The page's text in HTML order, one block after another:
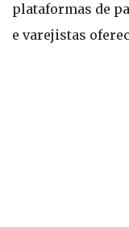
plataformas de
e varejistas